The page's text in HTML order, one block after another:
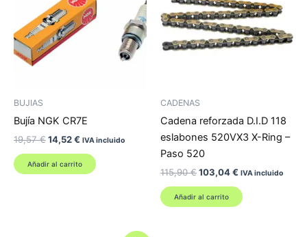
BUJIAS
Bujía NGK CR7E
19,57€El
original
era:
14,52€ El
actual
es:
IVA incluido
Añadir al carrito
CADENAS
Cadena reforzada D.I.D 118
eslabones 520VX3 X-Ring –
Paso 520
115,90€El
original
era:
103,04€ El
actual
es:
IVA incluido
Añadir al carrito